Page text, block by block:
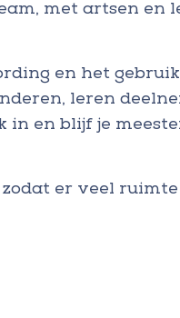
met artsen en
en het
leren
in en blijf je
er veel